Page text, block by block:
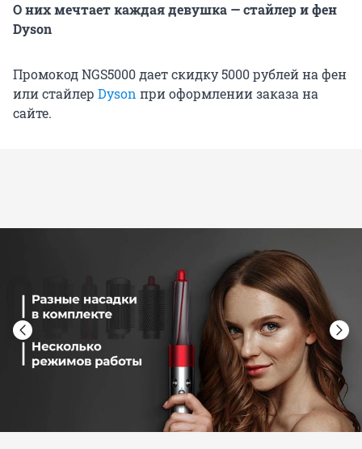
О них мечтает каждая девушка — стайлер и фен
Dyson
Промокод NGS5000 дает скидку 5000 рублей на фен
или стайлер Dyson при оформлении заказа на
сайте.